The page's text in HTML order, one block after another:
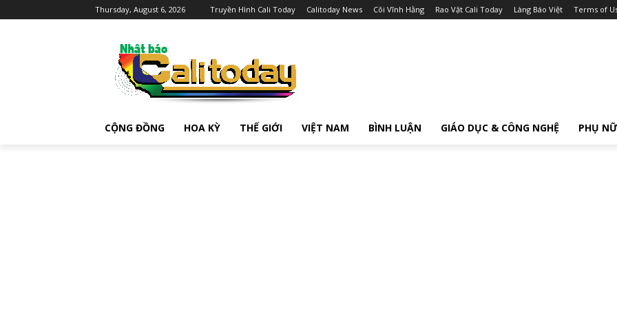
Thursday, August 6, 2026 Truyền Hình Cali Today Calitoday News Cõi Vĩnh Hằng Rao Vặt Cali Today Làng Báo Việt Terms of
CỘNG ĐỒNG HOA KỲ THẾ GIỚI VIỆT NAM BÌNH LUẬN GIÁO DỤC & CÔNG NGHỆ PHỤ NỮ